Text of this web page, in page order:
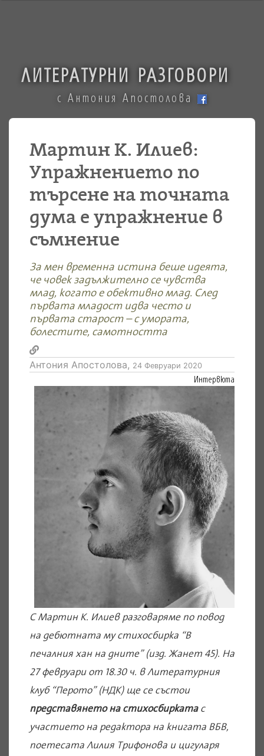
ЛИТЕРАТУРНИ РАЗГОВОРИ
с Антония Апостолова
Мартин К. Илиев:
Упражнението по
търсене на точната
дума е упражнение в
съмнение
За мен временна истина беше идеята,
че човек задължително се чувства
млад, когато е обективно млад. След
първата младост идва често и
първата старост – с умората,
болестите, самотността
Антония Апостолова, 24 Февруари 2020
Интервюта
С Мартин К. Илиев разговаряме по повод
на дебютната му стихосбирка “В
печалния хан на дните” (изд. Жанет 45). На
27 февруари от 18.30 ч. в Литературния
клуб “Перото” (НДК) ще се състои
представянето на стихосбиркатас
участието на редактора на книгата ВБВ,
поетесата Лилия Трифонова и цигуларя